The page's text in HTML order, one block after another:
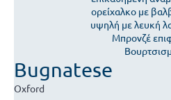
Bugnatese
Oxford